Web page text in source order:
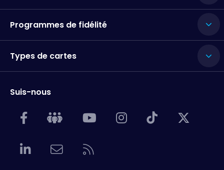
Programmes de fidélité
Types de cartes
Suis-nous